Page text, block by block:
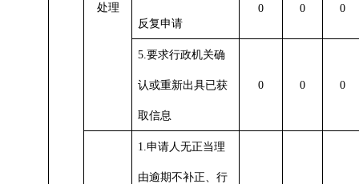
处理
反复申请
0 0 0
5.要求行政机关确
认或重新出具已获
取信息
0 0 0
1.申请人无正当理
由逾期不补正、行